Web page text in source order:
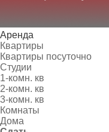
Аренда
Квартиры
Квартиры посуточно
Студии
1-комн. кв
2-комн. кв
3-комн. кв
Комнаты
Дома